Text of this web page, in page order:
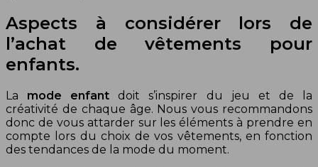
Aspects à considérer lors de
l’achat de vêtements pour
enfants.
La mode enfant doit s’inspirer du jeu et de la
créativité de chaque âge. Nous vous recommandons
donc de vous attarder sur les éléments à prendre en
compte lors du choix de vos vêtements, en fonction
des tendances de la mode du moment.